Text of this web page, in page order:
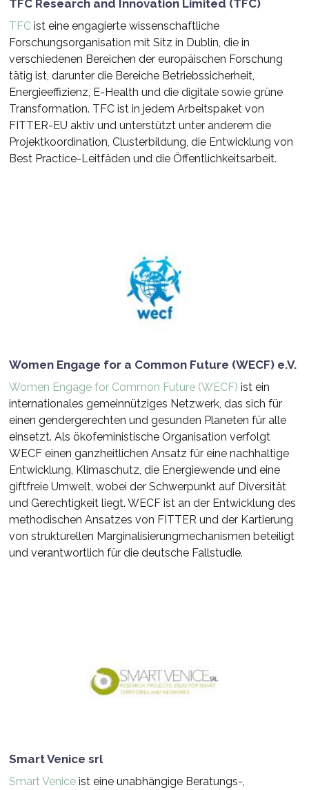
TFC Research and Innovation Limited (TFC)
TFCist eine engagierte wissenschaftliche
Forschungsorganisation mit Sitz in Dublin, die in
verschiedenen Bereichen der europäischen Forschung
tätig ist, darunter die Bereiche Betriebssicherheit,
Energieeffizienz, E-Health und die digitale sowie grüne
Transformation. TFC ist in jedem Arbeitspaket von
FITTER-EU aktiv und unterstützt unter anderem die
Projektkoordination, Clusterbildung, die Entwicklung von
Best Practice-Leitfäden und die Öffentlichkeitsarbeit.
Women Engage for a Common Future (WECF) e.V.
Women Engage for Common Future (WECF) ist ein
internationales gemeinnütziges Netzwerk, das sich für
einen gendergerechten und gesunden Planeten für alle
einsetzt. Als ökofeministische Organisation verfolgt
WECF einen ganzheitlichen Ansatz für eine nachhaltige
Entwicklung, Klimaschutz, die Energiewende und eine
giftfreie Umwelt, wobei der Schwerpunkt auf Diversität
und Gerechtigkeit liegt. WECF ist an der Entwicklung des
methodischen Ansatzes von FITTER und der Kartierung
von strukturellen Marginalisierungmechanismen beteiligt
und verantwortlich für die deutsche Fallstudie.
Smart Venice srl
Smart Venice ist eine unabhängige Beratungs-,